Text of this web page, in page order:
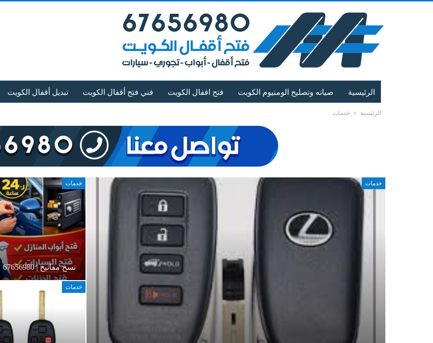
الرئيسية صيانه وتصليح الومنيوم الكويت فتح اففال الكويت فني فتح أقفال الكويت تبديل أقفال الكويت
الرئيسية خدمات
خدمات خدمات
نسخ مفاتيح | 67656980
خدمات